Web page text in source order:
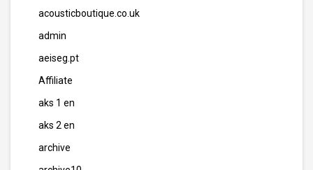
acousticboutique.co.uk
admin
aeiseg.pt
Affiliate
aks 1 en
aks 2 en
archive